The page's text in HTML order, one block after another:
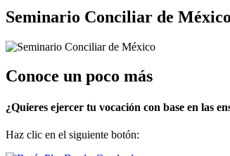
Seminario Conciliar de México
Conoce un poco más
¿Quieres ejercer tu vocación con base en las
Haz clic en el siguiente botón: